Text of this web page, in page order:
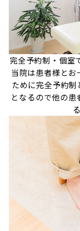
完全予約制・個室
当院は患者様とお
ために完全予約
となるので他の